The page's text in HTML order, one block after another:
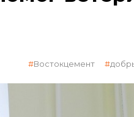
Востокцемент